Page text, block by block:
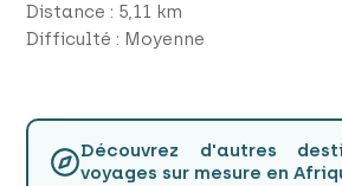
Distance : 5,11 km
Difficulté : Moyenne
Découvrez d'autres
voyages sur mesure en